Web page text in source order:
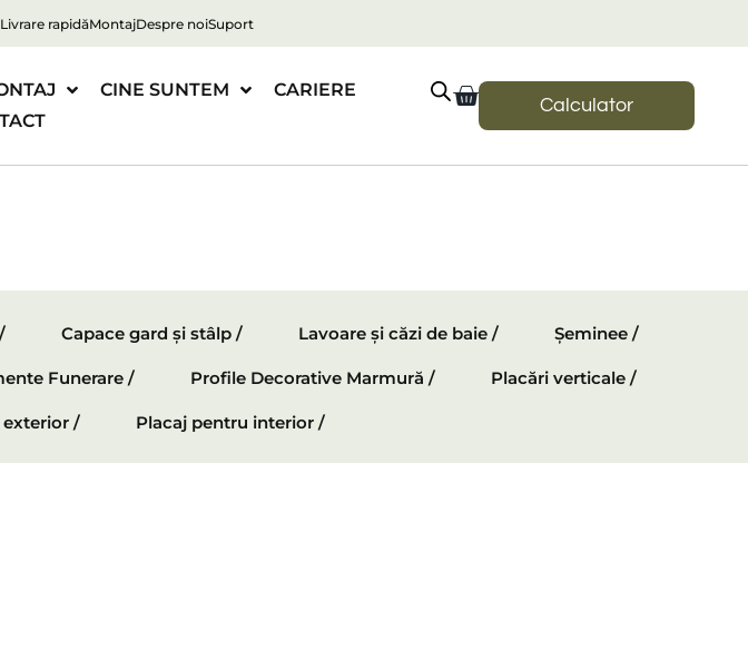
Livrare rapidăMontajDespre noiSuport
CINE SUNTEM
CARIERE
Calculator
Capace gard și stâlp / Lavoare și căzi de baie / Șeminee /
Funerare / Profile Decorative Marmură / Placări verticale /
/ Placaj pentru interior /